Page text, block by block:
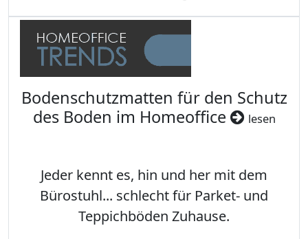
Bodenschutzmatten für den Schutz
des Boden im Homeoffice
lesen
Jeder kennt es, hin und her mit dem
Bürostuhl... schlecht für Parket- und
Teppichböden Zuhause.